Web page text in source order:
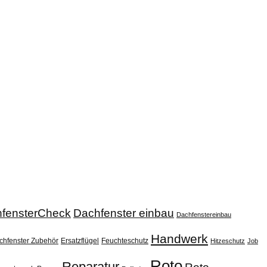
Dachfenster einbau Dachfenstereinbau
Zubehör Ersatzflügel Feuchteschutz Handwerk Hitzeschutz Job